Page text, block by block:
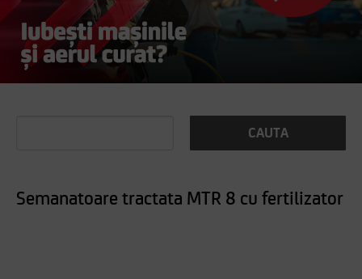
CAUTA
Semanatoare tractata MTR 8 cu fertilizator